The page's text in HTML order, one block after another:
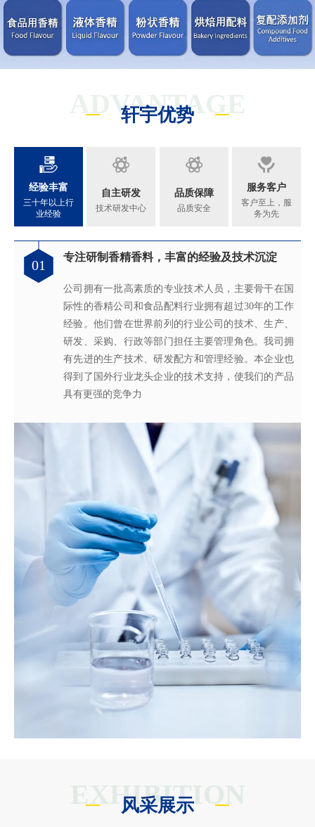
ADVANTAGE
轩宇优势
经验丰富
三十年以上行
业经验
自主研发
技术研发中心
品质保障
品质安全
服务客户
客户至上，服
务为先
01
专注研制香精香料，丰富的经验及技术沉淀
公司拥有一批高素质的专业技术人员，主要骨干在国
际性的香精公司和食品配料行业拥有超过30年的工作
经验。他们曾在世界前列的行业公司的技术、生产、
研发、采购、行政等部门担任主要管理角色。我司拥
有先进的生产技术、研发配方和管理经验。本企业也
得到了国外行业龙头企业的技术支持，使我们的产品
具有更强的竞争力
02
满足客户不同的调香需求
拥有独立的香精香料技术研发实验室和生产车间，可
为客户提供适合、满意，高性价比的高品质香精。
03
完善的质量管理体系
从2005年起，公司就建立了国际认可的ISO9001：
2015质量管理体系及ISO22000：2018 食品安全管理体
系，为所有产品质量稳定性及食用安全性保驾护航。
04
真心酿香味 芬芳传五洲
轩宇的应用及技术服务中心，汇聚了多位优秀的技术
工程师从事香精香料在各类产品中的开发应用，能高
效地针对客户需求打造不同产品，满 足客户对提高其
产品质量以及缩短交货期的需求。
EXHIBITION
风采展示